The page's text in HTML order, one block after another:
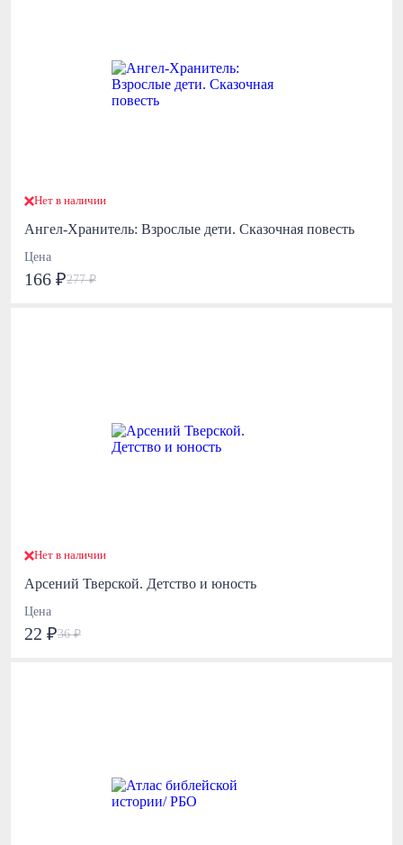
Нет в наличии
Ангел-Хранитель: Взрослые дети. Сказочная повесть
Цена
166 ₽277 ₽
Нет в наличии
Арсений Тверской. Детство и юность
Цена
22 ₽36 ₽